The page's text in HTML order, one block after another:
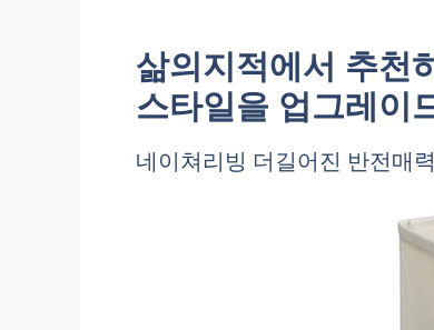
삶의지적에서 추천
스타일을 업그레이
네이쳐리빙 더길어진 반전매